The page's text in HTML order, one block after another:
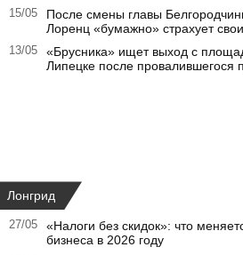
15/05
После смены главы
Лоренц «бумажно» страхует
13/05
«Брусника» ищет выход с
Липецке после провалившегося
Лонгрид
27/05
«Налоги без скидок»: что
бизнеса в 2026 году